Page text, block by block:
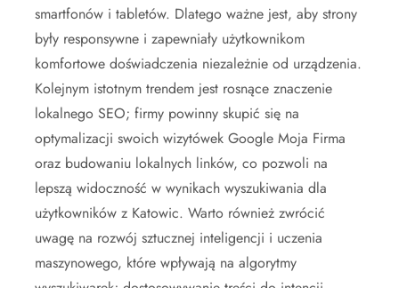
smartfonów i tabletów. Dlatego ważne jest, aby strony
były responsywne i zapewniały użytkownikom
komfortowe doświadczenia niezależnie od urządzenia.
Kolejnym istotnym trendem jest rosnące znaczenie
lokalnego SEO; firmy powinny skupić się na
optymalizacji swoich wizytówek Google Moja Firma
oraz budowaniu lokalnych linków, co pozwoli na
lepszą widoczność w wynikach wyszukiwania dla
użytkowników z Katowic. Warto również zwrócić
uwagę na rozwój sztucznej inteligencji i uczenia
maszynowego, które wpływają na algorytmy